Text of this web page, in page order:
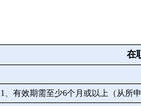
在
1、有效期需至少6个月或以上（从所